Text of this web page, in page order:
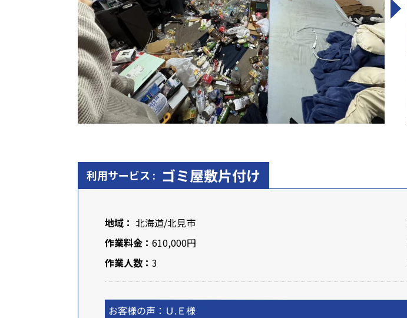
利用サービス : ゴミ屋敷片付け
地域： 北海道/北見市
作業料金： 610,000円
作業人数： 3
お客様の声：Ｕ.Ｅ様